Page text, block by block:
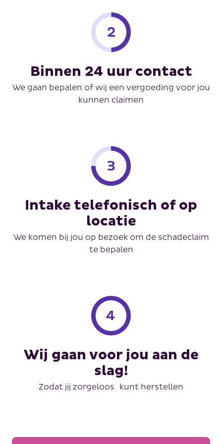
Binnen 24 uur contact
We gaan bepalen of wij een vergoeding voor jou
kunnen claimen
Intake telefonisch of op
locatie
We komen bij jou op bezoek om de schadeclaim
te bepalen
Wij gaan voor jou aan de
slag!
Zodat jij zorgeloos kunt herstellen